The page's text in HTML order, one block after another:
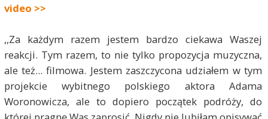
video >>
,,Za każdym razem jestem bardzo ciekawa Waszej
reakcji. Tym razem, to nie tylko propozycja muzyczna,
ale też... filmowa. Jestem zaszczycona udziałem w tym
projekcie wybitnego polskiego aktora Adama
Woronowicza, ale to dopiero początek podróży, do